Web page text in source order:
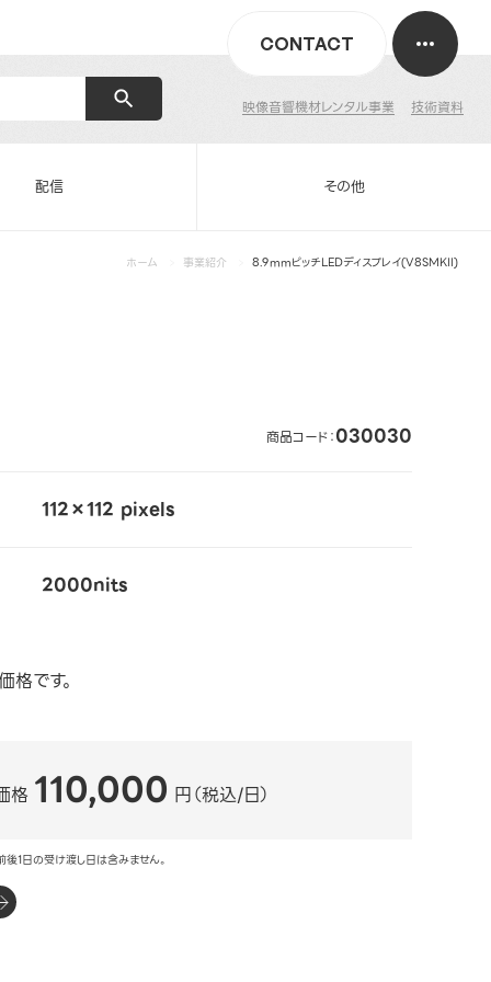
映像音響機材レンタル事業 技術資料
CONTACT
配信 その他
ホーム 事業紹介 8.9mmピッチLEDディスプレイ(V8SMKII)
商品コード：030030
112×112 pixels
2000nits
です。
格 110,000 円（税込/日）
1日の受け渡し日は含みません。